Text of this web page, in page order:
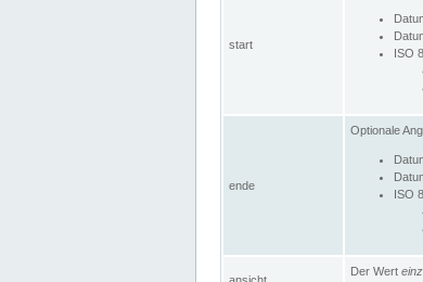
start
ISO
ende
Optionale
ISO
Der Wert